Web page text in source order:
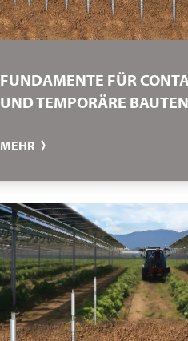
FUNDAMENTE FÜR
UND TEMPORÄRE BAUTEN
MEHR